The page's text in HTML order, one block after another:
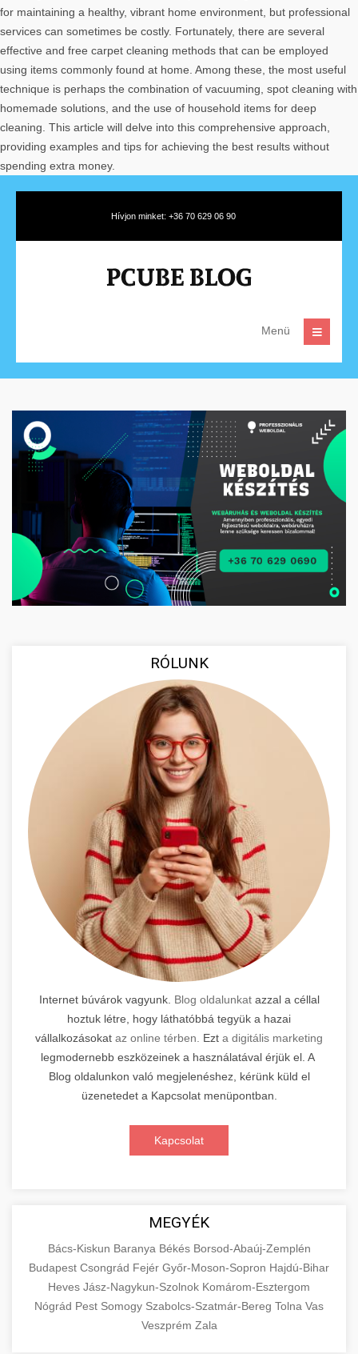
for maintaining a healthy, vibrant home environment, but professional
services can sometimes be costly. Fortunately, there are several
effective and free carpet cleaning methods that can be employed
using items commonly found at home. Among these, the most useful
technique is perhaps the combination of vacuuming, spot cleaning with
homemade solutions, and the use of household items for deep
cleaning. This article will delve into this comprehensive approach,
providing examples and tips for achieving the best results without
spending extra money.
Hívjon minket: +36 70 629 06 90
Menü
RÓLUNK
Internet búvárok vagyunk. Blog oldalunkatazzal a céllal
hoztuk létre, hogy láthatóbbá tegyük a hazai
vállalkozásokat az online térben. Ezt a digitális marketing
legmodernebb eszközeinek a használatával érjük el. A
Blog oldalunkon való megjelenéshez, kérünk küld el
üzenetedet a Kapcsolat menüpontban.
Kapcsolat
MEGYÉK
Bács-Kiskun Baranya Békés Borsod-Abaúj-Zemplén
Budapest Csongrád Fejér Győr-Moson-Sopron Hajdú-Bihar
Heves Jász-Nagykun-Szolnok Komárom-Esztergom
Nógrád Pest Somogy Szabolcs-Szatmár-Bereg Tolna Vas
Veszprém Zala